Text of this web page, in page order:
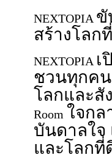
NEXTOPIA ขั
สร้างโลก
NEXTOPIA เ
ชวนทุกคน
โลกและสั
Room ใจกล
บันดาลใจ
และโลก